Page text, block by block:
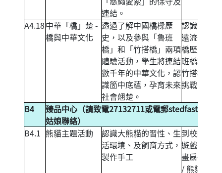
連結。
A4.18中華「橋」楚 -
橋與中華文化
透過了解中國橋樑歷
史，以及參與「魯班
橋」和「竹搭橋」兩項
體驗活動，學生將連結
數千年的中華文化，認
識箇中底蘊，孕育未來
社會翹楚。
認識中國源
遠流長的建
橋歷史、魯
班橋製作、
竹搭橋行人
挑戰
B4 臻品中心（請致電27132711或電郵
姑娘聯絡）
B4.1 熊貓主題活動
認識大熊貓的習性、生
活環境、及飼育方式，
製作手工
到校的攤位
遊戲 / 水墨
畫扇子製作
/ 熊貓戳戳